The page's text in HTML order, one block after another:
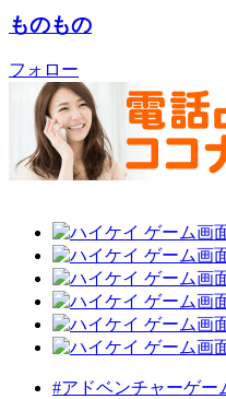
ものもの
フォロー
#アドベンチャーゲー